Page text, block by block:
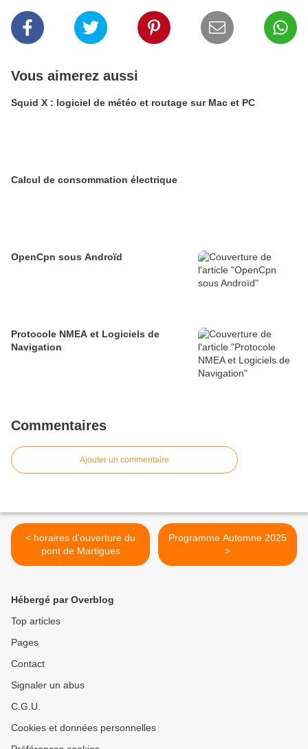
Vous aimerez aussi
Squid X : logiciel de météo et routage sur Mac et PC
Calcul de consommation électrique
OpenCpn sous Androïd
Protocole NMEA et Logiciels de
Navigation
Commentaires
Ajouter un commentaire
< horaires d'ouverture du
pont de Martigues
Programme Automne 2025
>
Hébergé par Overblog
Top articles
Pages
Contact
Signaler un abus
C.G.U.
Cookies et données personnelles